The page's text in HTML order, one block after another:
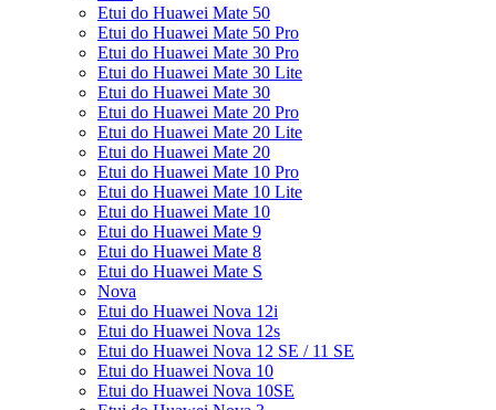
Etui do Huawei Mate 50
Etui do Huawei Mate 50 Pro
Etui do Huawei Mate 30 Pro
Etui do Huawei Mate 30 Lite
Etui do Huawei Mate 30
Etui do Huawei Mate 20 Pro
Etui do Huawei Mate 20 Lite
Etui do Huawei Mate 20
Etui do Huawei Mate 10 Pro
Etui do Huawei Mate 10 Lite
Etui do Huawei Mate 10
Etui do Huawei Mate 9
Etui do Huawei Mate 8
Etui do Huawei Mate S
Nova
Etui do Huawei Nova 12i
Etui do Huawei Nova 12s
Etui do Huawei Nova 12 SE / 11 SE
Etui do Huawei Nova 10
Etui do Huawei Nova 10SE